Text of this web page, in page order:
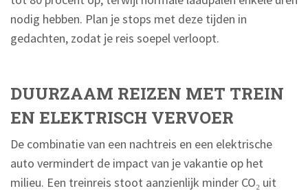
nodig hebben. Plan je stops met deze tijden in
gedachten, zodat je reis soepel verloopt.
DUURZAAM REIZEN MET TREIN
EN ELEKTRISCH VERVOER
De combinatie van een nachtreis en een elektrische
auto vermindert de impact van je vakantie op het
milieu. Een treinreis stoot aanzienlijk minder CO₂ uit